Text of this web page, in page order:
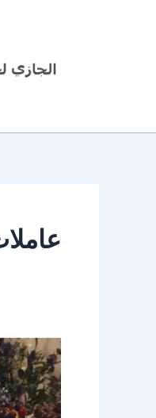
عاملات
ضيافة
الكويت
|